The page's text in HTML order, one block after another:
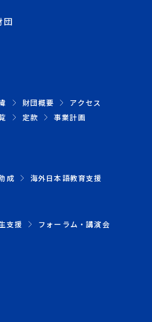
団
財団概要
アクセス
定款
事業計画
成 海外日本語教育支援
支援 フォーラム・講演会